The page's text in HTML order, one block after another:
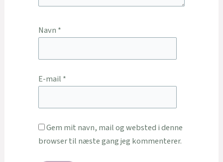
Navn *
E-mail *
Gem mit navn, mail og websted i denne
browser til næste gang jeg kommenterer.